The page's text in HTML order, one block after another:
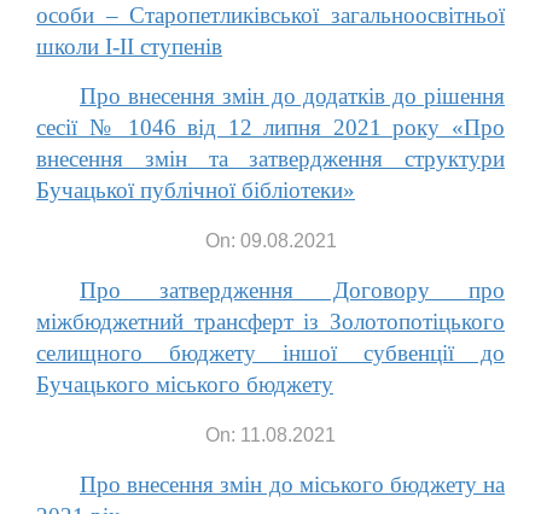
особи – Старопетликівської загальноосвітньої
школи І-ІІ ступенів
Про внесення змін до додатків до рішення
сесії № 1046 від 12 липня 2021 року «Про
внесення змін та затвердження структури
Бучацької публічної бібліотеки»
On: 09.08.2021
Про затвердження Договору про
міжбюджетний трансферт із Золотопотіцького
селищного бюджету іншої субвенції до
Бучацького міського бюджету
On: 11.08.2021
Про внесення змін до міського бюджету на